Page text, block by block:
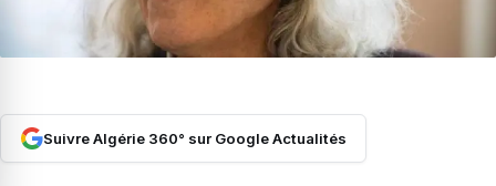
Suivre Algérie 360° sur Google Actualités